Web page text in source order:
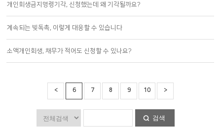
개인회생금지명령기각, 신청했는데 왜 기각될까요?
계속되는 빚독촉, 이렇게 대응할 수 있습니다
소액개인회생, 채무가 적어도 신청할 수 있나요?
< 6 7 8 9 10 >
검색